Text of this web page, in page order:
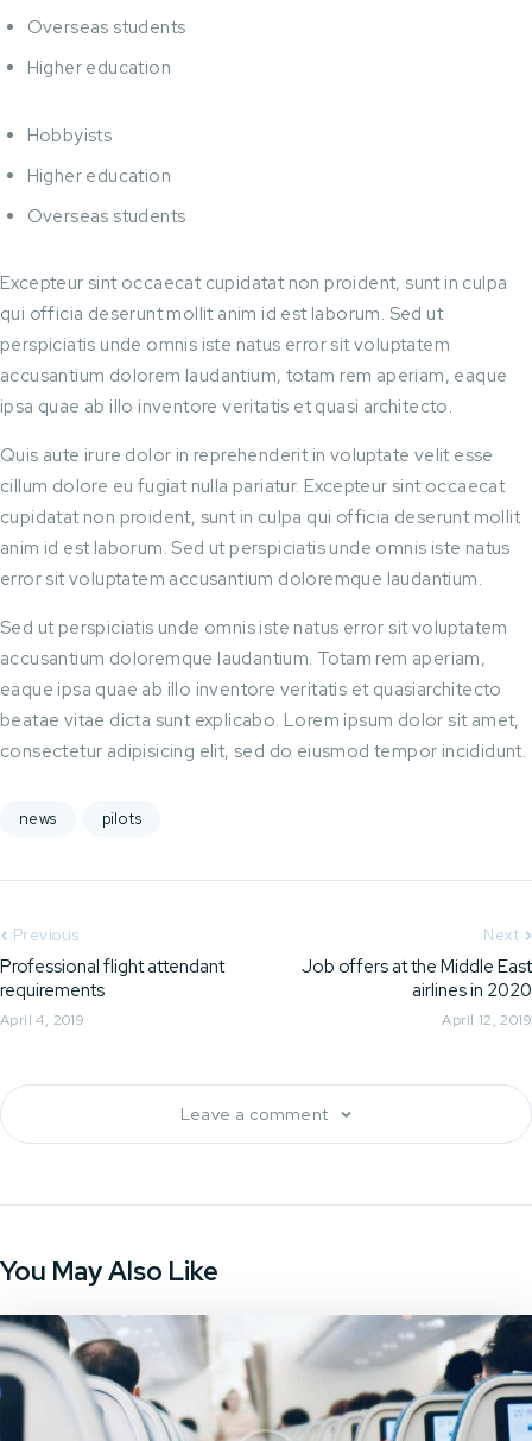
Overseas students
Higher education
Hobbyists
Higher education
Overseas students
Excepteur sint occaecat cupidatat non proident, sunt in culpa
qui officia deserunt mollit anim id est laborum. Sed ut
perspiciatis unde omnis iste natus error sit voluptatem
accusantium dolorem laudantium, totam rem aperiam, eaque
ipsa quae ab illo inventore veritatis et quasi architecto.
Quis aute irure dolor in reprehenderit in voluptate velit esse
cillum dolore eu fugiat nulla pariatur. Excepteur sint occaecat
cupidatat non proident, sunt in culpa qui officia deserunt mollit
anim id est laborum. Sed ut perspiciatis unde omnis iste natus
error sit voluptatem accusantium doloremque laudantium.
Sed ut perspiciatis unde omnis iste natus error sit voluptatem
accusantium doloremque laudantium. Totam rem aperiam,
eaque ipsa quae ab illo inventore veritatis et quasiarchitecto
beatae vitae dicta sunt explicabo. Lorem ipsum dolor sit amet,
consectetur adipisicing elit, sed do eiusmod tempor incididunt.
news pilots
Previous
Professional flight attendant
requirements
April 4, 2019
Next
Job offers at the Middle East
airlines in 2020
April 12, 2019
Leave a comment
You May Also Like